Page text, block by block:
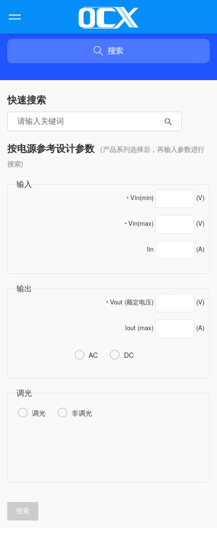
快速搜索
按电源参考设计参数 (产品系列选择后，再输入参数进行
搜索)
输入
*Vin(min) (V)
*Vin(max) (V)
Iin (A)
输出
*Vout (额定电压) (V)
Iout (max) (A)
 AC  DC
调光
 调光  非调光
搜索